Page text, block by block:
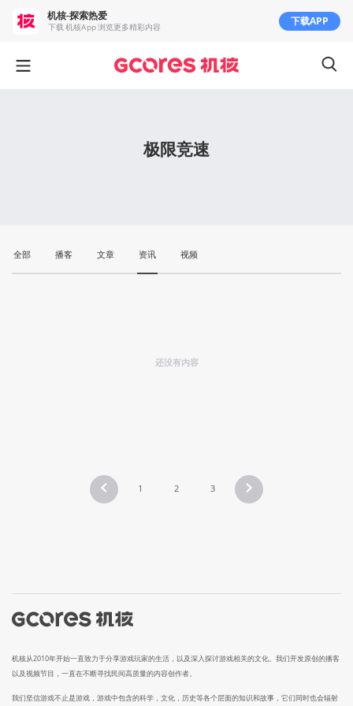
极限竞速
全部 播客 文章 资讯 视频
还没有内容
1 2 3
机核从2010年开始一直致力于分享游戏玩家的生活，以及深入探讨游戏相关的文化。我们开发原创的播客
以及视频节目，一直在不断寻找民间高质量的内容创作者。
我们坚信游戏不止是游戏，游戏中包含的科学，文化，历史等各个层面的知识和故事，它们同时也会辐射
机核-探索热爱
下载 机核App 浏览更多精彩内容 下载APP